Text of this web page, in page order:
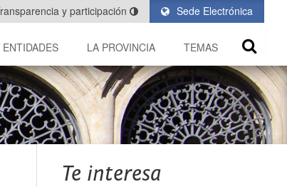
Sede Electrónica
y participación
LA PROVINCIA TEMAS
Te interesa